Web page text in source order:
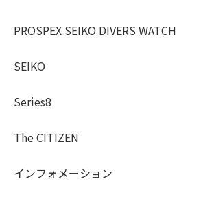
PROSPEX SEIKO DIVERS WATCH
SEIKO
Series8
The CITIZEN
インフォメーション